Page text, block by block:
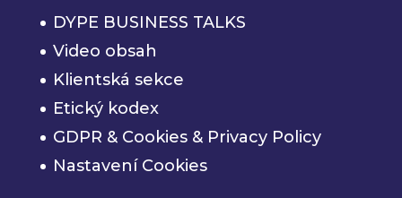
DYPE BUSINESS TALKS
Video obsah
Klientská sekce
Etický kodex
GDPR & Cookies & Privacy Policy
Nastavení Cookies